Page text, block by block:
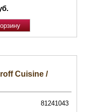
Cuisine /
81241043